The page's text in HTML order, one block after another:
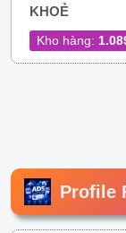
KHOẺ
Kho hàng:
Profile